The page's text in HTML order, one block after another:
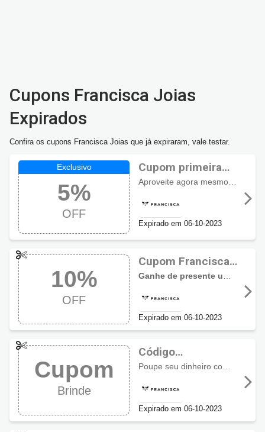
Cupons Francisca Joias
Expirados
Confira os cupons Francisca Joias que já expiraram, vale testar.
5%
OFF
Cupom primeira
compra Francisca
Expirado em 06-10-2023
10%
OFF
Cupom Francisca
Joias com 10%
Expirado em 06-10-2023
Cupom
Brinde
Código
promocional
Ganhe Brinde
Expirado em 06-10-2023